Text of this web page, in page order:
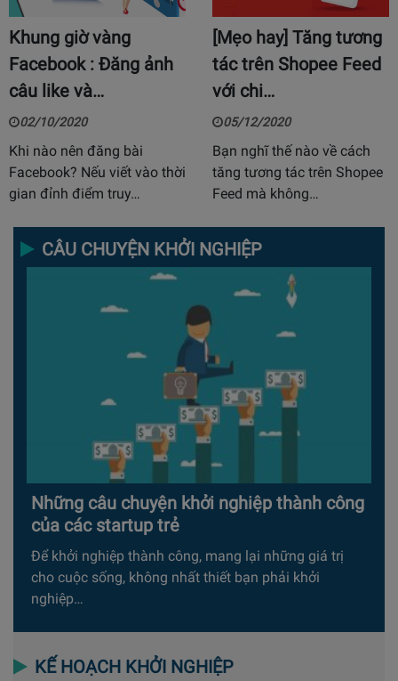
Khung giờ vàng
Facebook : Đăng ảnh
câu like và…
02/10/2020
Khi nào nên đăng bài
Facebook? Nếu viết vào thời
gian đỉnh điểm truy…
[Mẹo hay] Tăng tương
tác trên Shopee Feed
với chi…
05/12/2020
Bạn nghĩ thế nào về cách
tăng tương tác trên Shopee
Feed mà không…
CÂU CHUYỆN KHỞI NGHIỆP
Những câu chuyện khởi nghiệp thành công
của các startup trẻ
Để khởi nghiệp thành công, mang lại những giá trị
cho cuộc sống, không nhất thiết bạn phải khởi
nghiệp…
KẾ HOẠCH KHỞI NGHIỆP